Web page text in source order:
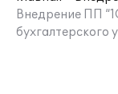
Внедрение ПП